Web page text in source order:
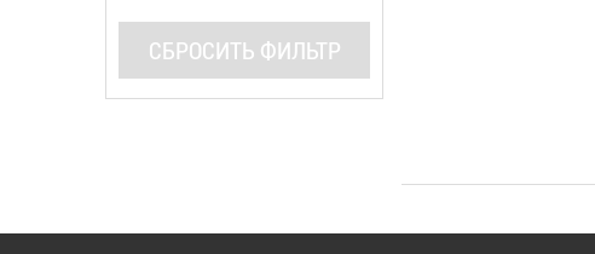
СБРОСИТЬ ФИЛЬТР